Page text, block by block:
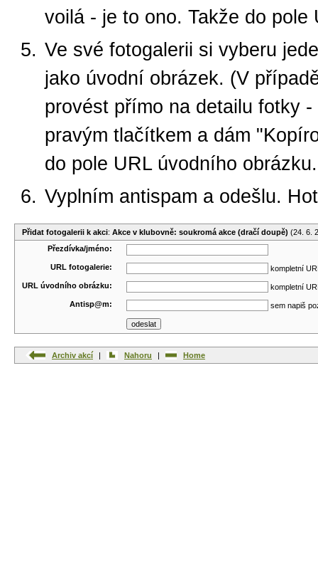
voilá - je to ono. Takže do
Ve své fotogalerii si vyberu
jako úvodní obrázek. (V
provést přímo na detailu fotky
pravým tlačítkem a dám
do pole URL úvodního obrázku.
Vyplním antispam a odešlu.
Přidat fotogalerii k akci: Akce v klubovně: soukromá akce (dračí doupě) (24. 6.
Přezdívka/jméno:
URL fotogalerie:
kompletní
URL úvodního obrázku:
kompletní
Antisp@m:
sem napiš
Archiv akcí | Nahoru | Home